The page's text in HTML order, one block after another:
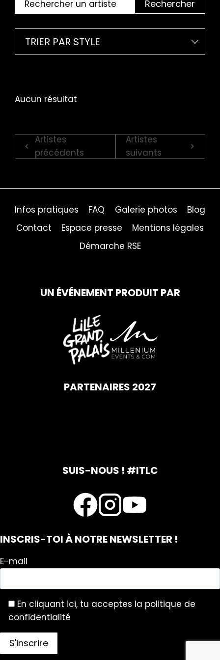
Rechercher
TRIER PAR STYLE
Aucun résultat
Artistes
précédents
Artistes
suivants
Infos pratiques FAQ Galerie photos
Blog
Contact
Espace presse
Mentions légales
Démarche RSE
UN ÉVÉNEMENT PRODUIT PAR
PARTENAIRES 2027
SUIS-NOUS ! #ITLC
INSCRIS-TOI À NOTRE NEWSLETTER !
E-mail
En cliquant ici, tu acceptes la politique de
confidentialité